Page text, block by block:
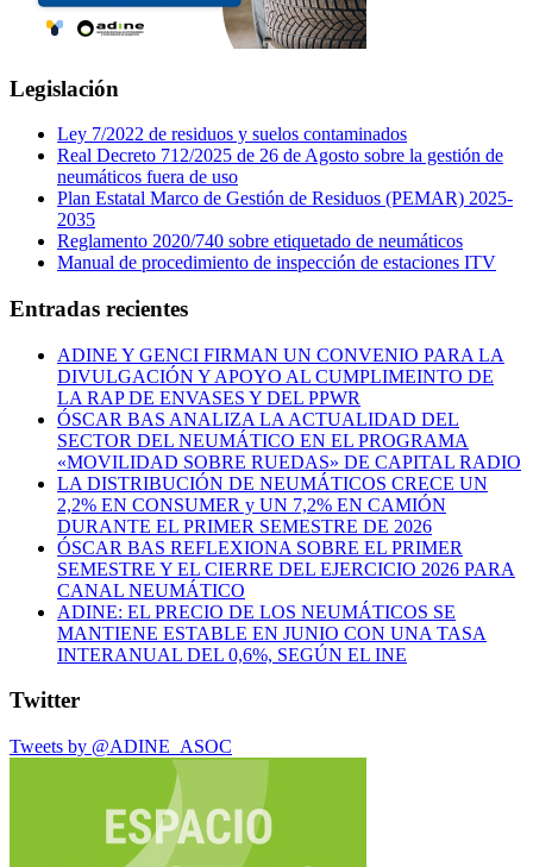
Legislación
Ley 7/2022 de residuos y suelos contaminados
Real Decreto 712/2025 de 26 de Agosto sobre la gestión de
neumáticos fuera de uso
Plan Estatal Marco de Gestión de Residuos (PEMAR) 2025-
2035
Reglamento 2020/740 sobre etiquetado de neumáticos
Manual de procedimiento de inspección de estaciones ITV
Entradas recientes
ADINE Y GENCI FIRMAN UN CONVENIO PARA LA
DIVULGACIÓN Y APOYO AL CUMPLIMEINTO DE
LA RAP DE ENVASES Y DEL PPWR
ÓSCAR BAS ANALIZA LA ACTUALIDAD DEL
SECTOR DEL NEUMÁTICO EN EL PROGRAMA
«MOVILIDAD SOBRE RUEDAS» DE CAPITAL RADIO
LA DISTRIBUCIÓN DE NEUMÁTICOS CRECE UN
2,2% EN CONSUMER y UN 7,2% EN CAMIÓN
DURANTE EL PRIMER SEMESTRE DE 2026
ÓSCAR BAS REFLEXIONA SOBRE EL PRIMER
SEMESTRE Y EL CIERRE DEL EJERCICIO 2026 PARA
CANAL NEUMÁTICO
ADINE: EL PRECIO DE LOS NEUMÁTICOS SE
MANTIENE ESTABLE EN JUNIO CON UNA TASA
INTERANUAL DEL 0,6%, SEGÚN EL INE
Twitter
Tweets by @ADINE_ASOC